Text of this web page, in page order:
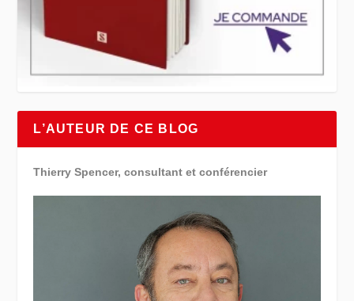
L’AUTEUR DE CE BLOG
Thierry Spencer, consultant et conférencier